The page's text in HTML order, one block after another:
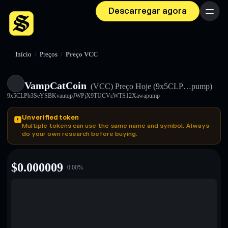
Descarregar agora Menu
Início / Preços / Preço VCC
VampCatCoin (VCC) Preço Hoje (9x5CLP…pump)
9x5CLPb3SeYSBKvautqpJWPjX9TUCVcWTS12Xawapump
Unverified token
Multiple tokens can use the same name and symbol. Always
do your own research before buying.
$0.000009 0.00%